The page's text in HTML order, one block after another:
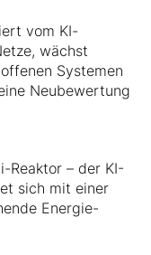
vom KI-
wächst
Systemen
Neubewertung
Reaktor – der KI-
sich mit einer
Energie-